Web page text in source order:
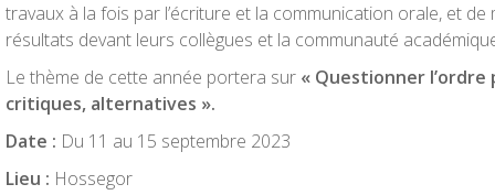
travaux à la fois par l’écriture et la communication orale, et
résultats devant leurs collègues et la communauté
Le thème de cette année portera sur « Questionner
critiques, alternatives ».
Date : Du 11 au 15 septembre 2023
Lieu : Hossegor